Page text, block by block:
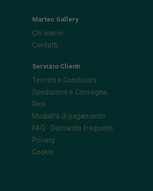
Martec Gallery
Chi siamo
Contatti
Servizio Clienti
Termini e Condizioni
Spedizione e Consegna
Resi
Modalità di pagamento
FAQ - Domande frequenti
Privacy
Cookie